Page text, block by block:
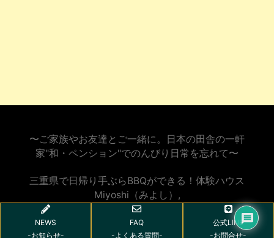
〜ご家族やお友達とご一緒に。日本の田舎の一軒
家"和・ペンション"でのんびり日常を忘れて〜
三重県で日帰り手ぶらBBQができる！体験ハウス
Miyoshi（みよし）
NEWS
-お知らせ-
FAQ
-よくある質問-
公式LINE
-お問合せ-